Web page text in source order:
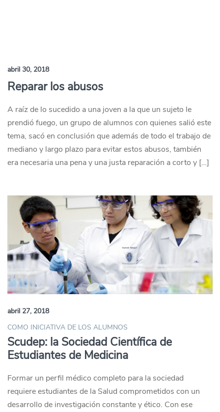
abril 30, 2018
Reparar los abusos
A raíz de lo sucedido a una joven a la que un sujeto le
prendió fuego, un grupo de alumnos con quienes salió este
tema, sacó en conclusión que además de todo el trabajo de
mediano y largo plazo para evitar estos abusos, también
era necesaria una pena y una justa reparación a corto y […]
abril 27, 2018
COMO INICIATIVA DE LOS ALUMNOS
Scudep: la Sociedad Científica de
Estudiantes de Medicina
Formar un perfil médico completo para la sociedad
requiere estudiantes de la Salud comprometidos con un
desarrollo de investigación constante y ético. Con ese